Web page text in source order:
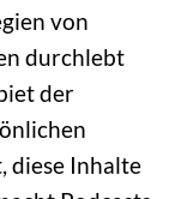
von
durchlebt
der
diese Inhalte